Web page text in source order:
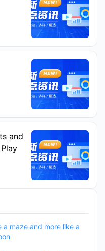
and
a maze and more like a